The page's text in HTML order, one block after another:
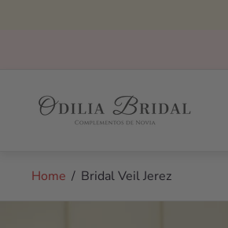
Store
logo"
Home / Bridal Veil Jerez